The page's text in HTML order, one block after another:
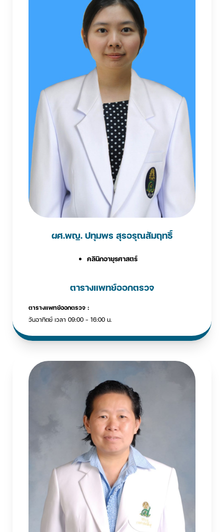
ผศ.พญ. ปทุมพร สุรอรุณสัมฤทธิ์
คลินิกอายุรศาสตร์
ตารางแพทย์ออกตรวจ
ตารางแพทย์ออกตรวจ :
วันอาทิตย์ เวลา 09:00 - 16:00 น.